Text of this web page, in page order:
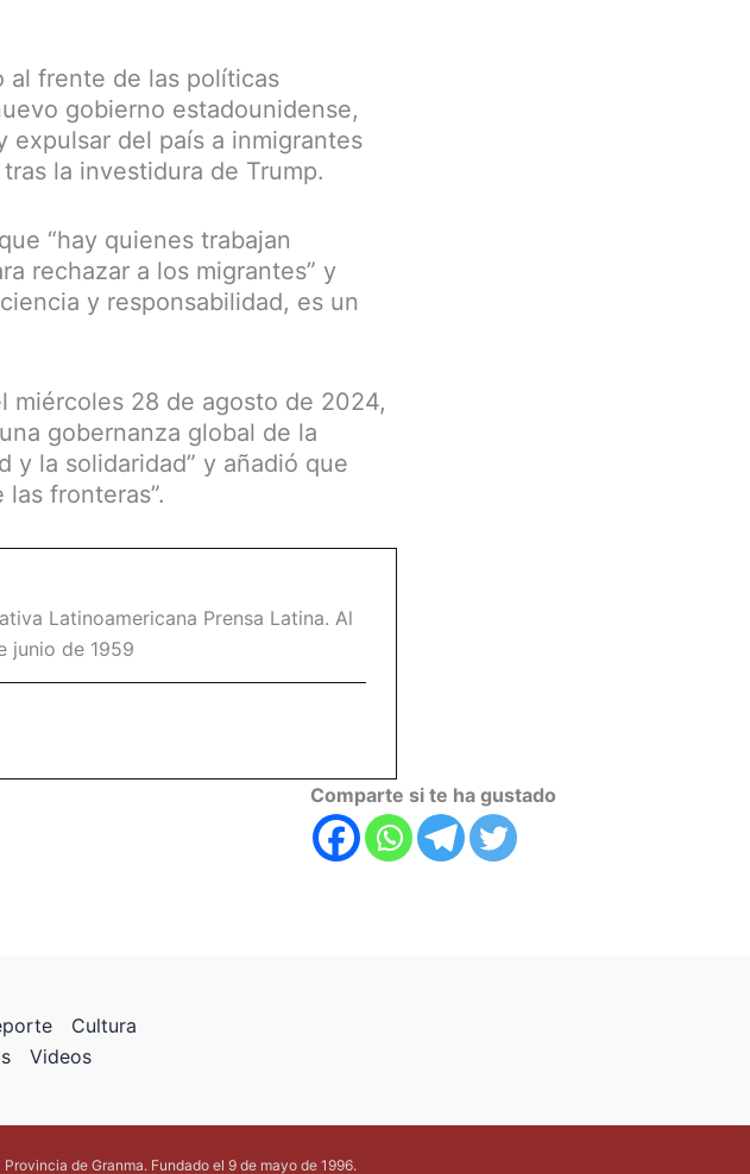
al frente de las políticas
gobierno estadounidense,
expulsar del país a inmigrantes
la investidura de Trump.
“hay quienes trabajan
rechazar a los migrantes” y
y responsabilidad, es un
miércoles 28 de agosto de 2024,
gobernanza global de la
y la solidaridad” y añadió que
fronteras”.
Latinoamericana Prensa Latina. Al
junio de 1959
Comparte si te ha gustado
Cultura
Videos
de Granma. Fundado el 9 de mayo de 1996.